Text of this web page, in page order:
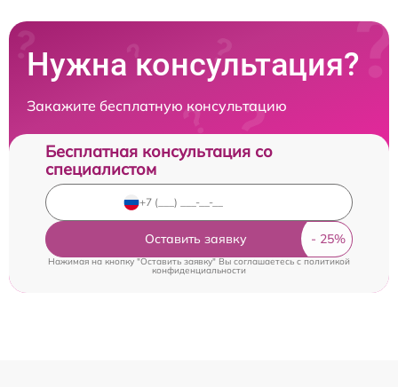
Нужна консультация?
Закажите бесплатную консультацию
Бесплатная консультация со
специалистом
Оставить заявку
Нажимая на кнопку "Оставить заявку" Вы соглашаетесь cполитикой
конфиденциальности